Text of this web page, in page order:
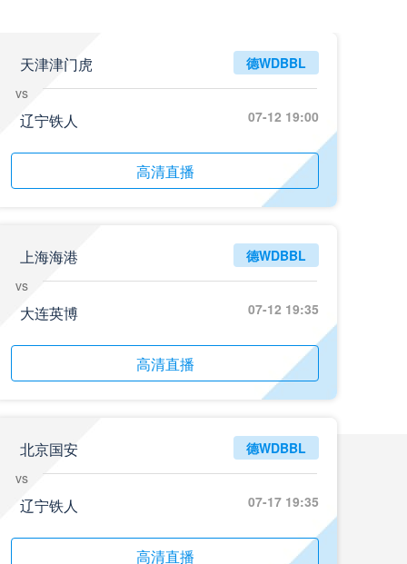
天津津门虎
vs
辽宁铁人
德WDBBL
07-12 19:00
高清直播
上海海港
vs
大连英博
德WDBBL
07-12 19:35
高清直播
北京国安
vs
辽宁铁人
德WDBBL
07-17 19:35
高清直播